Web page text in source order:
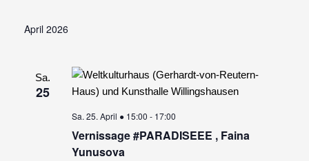
April 2026
Sa.
25
Vernissage #PARADISEEE , Faina
Yunusova
Sa. 25. April ● 15:00 - 17:00